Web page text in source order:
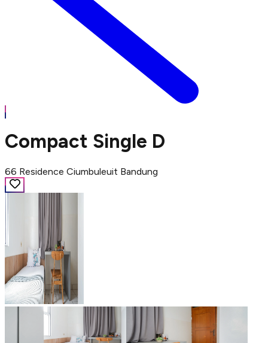
Compact Single D
66 Residence Ciumbuleuit Bandung